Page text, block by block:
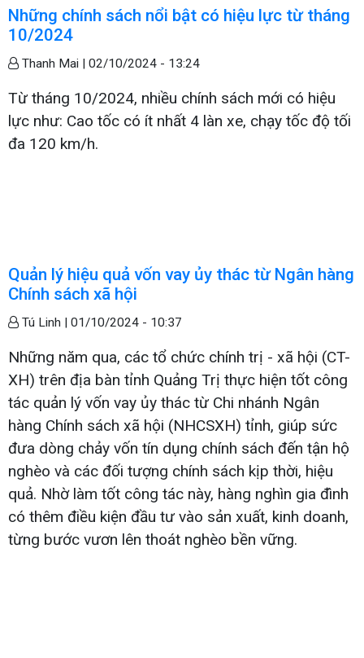
Những chính sách nổi bật có hiệu lực từ tháng
10/2024
Thanh Mai | 02/10/2024 - 13:24
Từ tháng 10/2024, nhiều chính sách mới có hiệu
lực như: Cao tốc có ít nhất 4 làn xe, chạy tốc độ tối
đa 120 km/h.
Quản lý hiệu quả vốn vay ủy thác từ Ngân hàng
Chính sách xã hội
Tú Linh | 01/10/2024 - 10:37
Những năm qua, các tổ chức chính trị - xã hội (CT-
XH) trên địa bàn tỉnh Quảng Trị thực hiện tốt công
tác quản lý vốn vay ủy thác từ Chi nhánh Ngân
hàng Chính sách xã hội (NHCSXH) tỉnh, giúp sức
đưa dòng chảy vốn tín dụng chính sách đến tận hộ
nghèo và các đối tượng chính sách kịp thời, hiệu
quả. Nhờ làm tốt công tác này, hàng nghìn gia đình
có thêm điều kiện đầu tư vào sản xuất, kinh doanh,
từng bước vươn lên thoát nghèo bền vững.